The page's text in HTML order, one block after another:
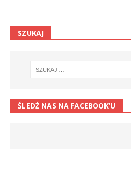
SZUKAJ
ŚLEDŹ NAS NA FACEBOOK’U